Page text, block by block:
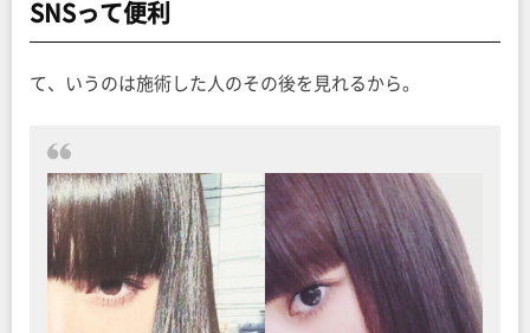
SNSって便利
て、いうのは施術した人のその後を見れるから。